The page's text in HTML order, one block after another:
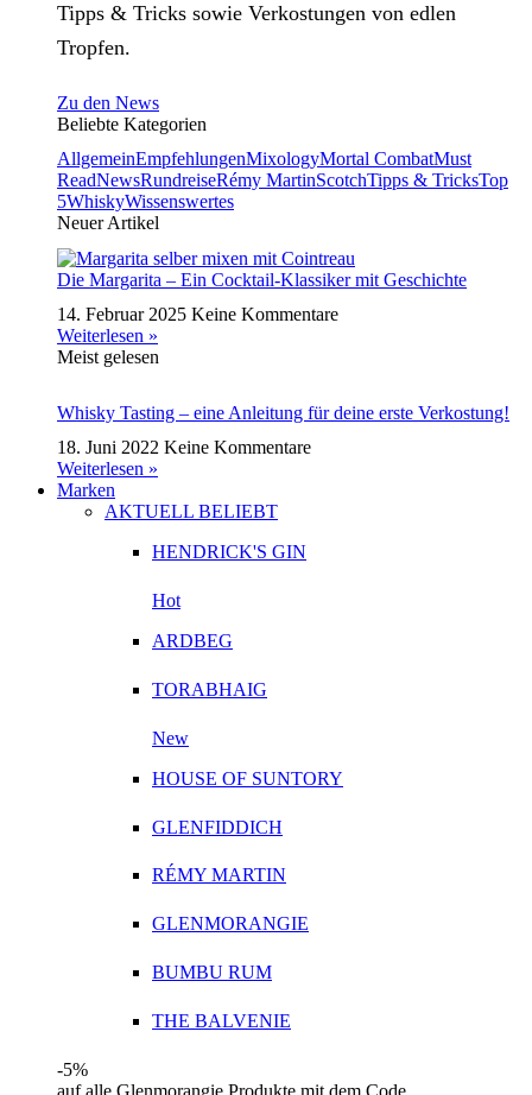
Tipps & Tricks sowie Verkostungen von edlen
Tropfen.
Zu den News
Beliebte Kategorien
AllgemeinEmpfehlungenMixologyMortal CombatMust
ReadNewsRundreiseRémy MartinScotchTipps & TricksTop
5WhiskyWissenswertes
Neuer Artikel
Die Margarita – Ein Cocktail-Klassiker mit Geschichte
14. Februar 2025 Keine Kommentare
Weiterlesen »
Meist gelesen
Whisky Tasting – eine Anleitung für deine erste Verkostung!
18. Juni 2022 Keine Kommentare
Weiterlesen »
Marken
AKTUELL BELIEBT
HENDRICK'S GIN
Hot
ARDBEG
TORABHAIG
New
HOUSE OF SUNTORY
GLENFIDDICH
RÉMY MARTIN
GLENMORANGIE
BUMBU RUM
THE BALVENIE
-5%
auf alle Glenmorangie Produkte mit dem Code